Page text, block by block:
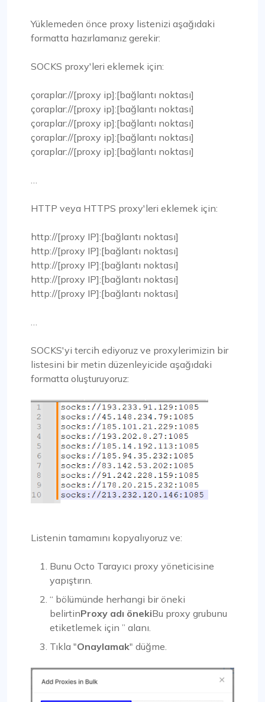
Yüklemeden önce proxy listenizi aşağıdaki
formatta hazırlamanız gerekir:
SOCKS proxy'leri eklemek için:
çoraplar://[proxy ip]:[bağlantı noktası]
çoraplar://[proxy ip]:[bağlantı noktası]
çoraplar://[proxy ip]:[bağlantı noktası]
çoraplar://[proxy ip]:[bağlantı noktası]
çoraplar://[proxy ip]:[bağlantı noktası]
HTTP veya HTTPS proxy'leri eklemek için:
http://[proxy IP]:[bağlantı noktası]
http://[proxy IP]:[bağlantı noktası]
http://[proxy IP]:[bağlantı noktası]
http://[proxy IP]:[bağlantı noktası]
http://[proxy IP]:[bağlantı noktası]
SOCKS'yi tercih ediyoruz ve proxylerimizin bir
listesini bir metin düzenleyicide aşağıdaki
formatta oluşturuyoruz:
Listenin tamamını kopyalıyoruz ve:
Bunu Octo Tarayıcı proxy yöneticisine
yapıştırın.
“ bölümünde herhangi bir öneki
belirtinProxy adı önekiBu proxy grubunu
etiketlemek için ” alanı.
Tıkla "Onaylamak" düğme.